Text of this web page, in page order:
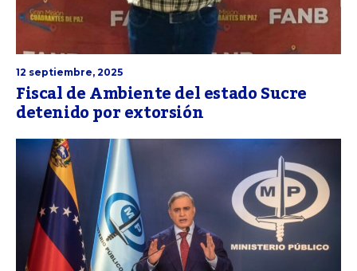
12 septiembre, 2025
Fiscal de Ambiente del estado Sucre
detenido por extorsión